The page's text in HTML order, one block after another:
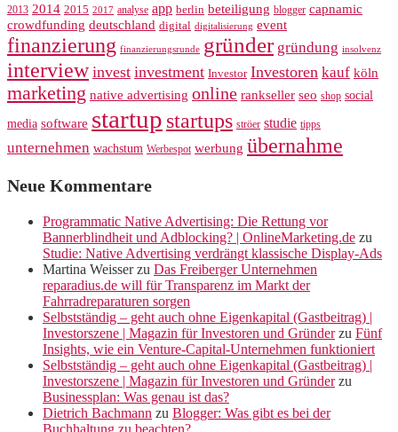
2013 2014 2015 2017 analyse app berlin beteiligung blogger capnamic
crowdfunding deutschland digital digitalisierung event
finanzierung finanzierungsrunde gründer gründung insolvenz
interview invest investment Investor Investoren kauf köln
marketing native advertising online rankseller seo shop social
media software startup startups ströer studie tipps
unternehmen wachstum Werbespot werbung übernahme
Neue Kommentare
Programmatic Native Advertising: Die Rettung vor
Bannerblindheit und Adblocking? | OnlineMarketing.de zu
Studie: Native Advertising verdrängt klassische Display-Ads
Martina Weisserzu Das Freiberger Unternehmen
reparadius.de will für Transparenz im Markt der
Fahrradreparaturen sorgen
Selbstständig – geht auch ohne Eigenkapital (Gastbeitrag) |
Investorszene | Magazin für Investoren und Gründerzu Fünf
Insights, wie ein Venture-Capital-Unternehmen funktioniert
Selbstständig – geht auch ohne Eigenkapital (Gastbeitrag) |
Investorszene | Magazin für Investoren und Gründerzu
Businessplan: Was genau ist das?
Dietrich Bachmann zu Blogger: Was gibt es bei der